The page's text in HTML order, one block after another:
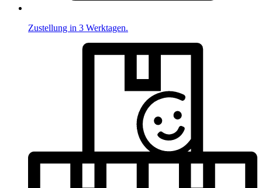
Zustellung in 3 Werktagen.